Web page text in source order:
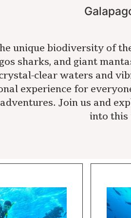
unique biodiversity of
sharks, and giant
clear waters and
experience for
Join us and
into this